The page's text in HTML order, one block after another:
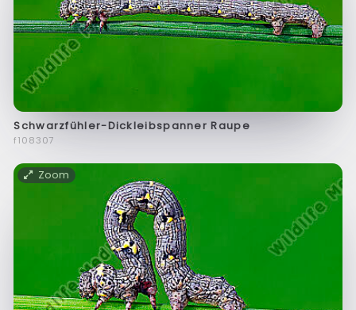
Schwarzfühler-Dickleibspanner Raupe
f108307
Zoom